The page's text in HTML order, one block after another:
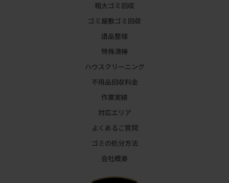
粗大ゴミ回収
ゴミ屋敷ゴミ回収
遺品整理
特殊清掃
ハウスクリーニング
不用品回収料金
作業実績
対応エリア
よくあるご質問
ゴミの処分方法
会社概要